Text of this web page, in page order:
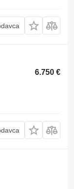
6.750 €